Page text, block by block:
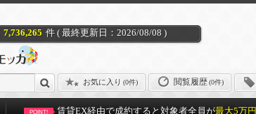
7,736,265 件 ( 最終更新日：2026/08/08 )
お気に入り (0件) 閲覧履歴(0件)
POINT! 賃貸EX経由で成約すると対象者全員が最大5万円